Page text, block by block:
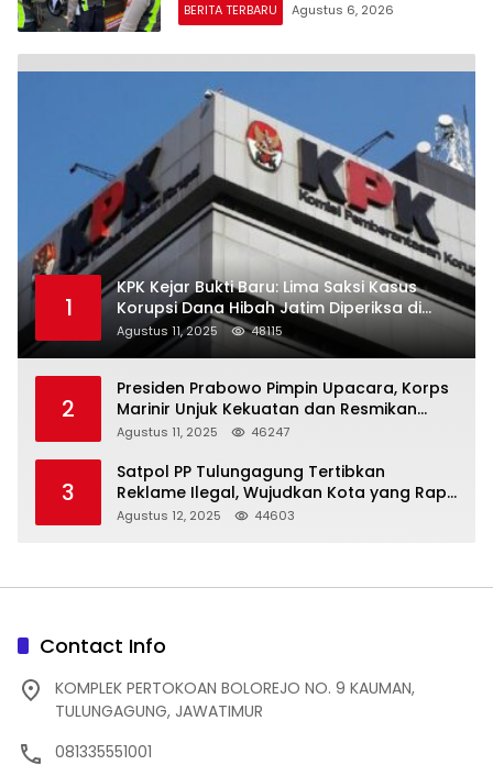
BERITA TERBARU Agustus 6, 2026
1
KPK Kejar Bukti Baru: Lima Saksi Kasus
Korupsi Dana Hibah Jatim Diperiksa di
Trenggalek
Agustus 11, 2025 48115
2
Presiden Prabowo Pimpin Upacara, Korps
Marinir Unjuk Kekuatan dan Resmikan
Struktur Baru
Agustus 11, 2025 46247
3
Satpol PP Tulungagung Tertibkan
Reklame Ilegal, Wujudkan Kota yang Rapi
dan Indah
Agustus 12, 2025 44603
Contact Info
KOMPLEK PERTOKOAN BOLOREJO NO. 9 KAUMAN,
TULUNGAGUNG, JAWATIMUR
081335551001